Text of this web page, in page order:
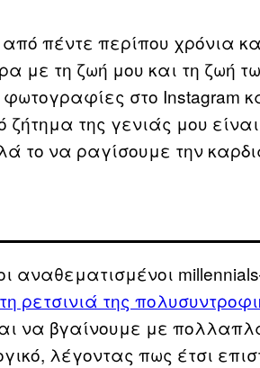
πέντε περίπου χρόνια
με τη ζωή μου και τη ζωή
στο Instagram
ζήτημα της γενιάς μου
το να ραγίσουμε την
αναθεματισμένοι
ρετσινιά της
να βγαίνουμε με
λέγοντας πως έτσι